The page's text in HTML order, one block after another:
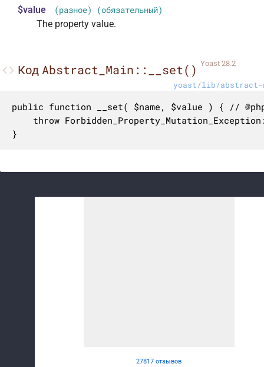
$value
(разное) (обязательный)
The property value.
Код Abstract_Main::__set() Yoast 28.2
yoast/lib/abstract-
public function __set( $name, $value ) { //
}
27817 отзывов